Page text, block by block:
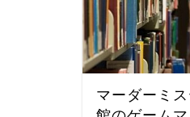
マーダーミ